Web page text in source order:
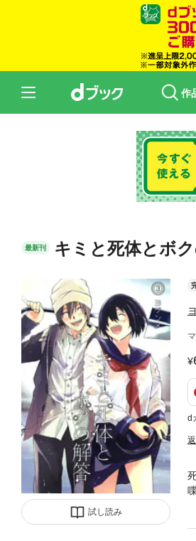
作
最新刊 キミと死体とボ
試し読み
d